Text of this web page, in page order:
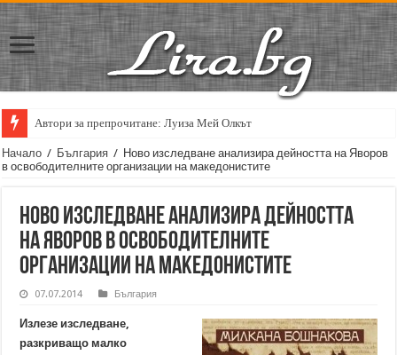
Автори за препрочитане: Луиза Мей Олкът
Кирил Кадийски: „Плачът на големия поет винаги е и сила, и
Начало / България / Ново изследване анализира дейността на Яворов
в освободителните организации на македонистите
Ново изследване анализира дейността
на Яворов в освободителните
организации на македонистите
07.07.2014 България
Излезе изследване,
разкриващо малко